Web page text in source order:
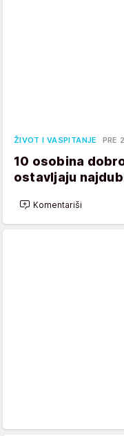
ŽIVOT I VASPITANJE PRE
10 osobina
ostavljaju
Komentariši